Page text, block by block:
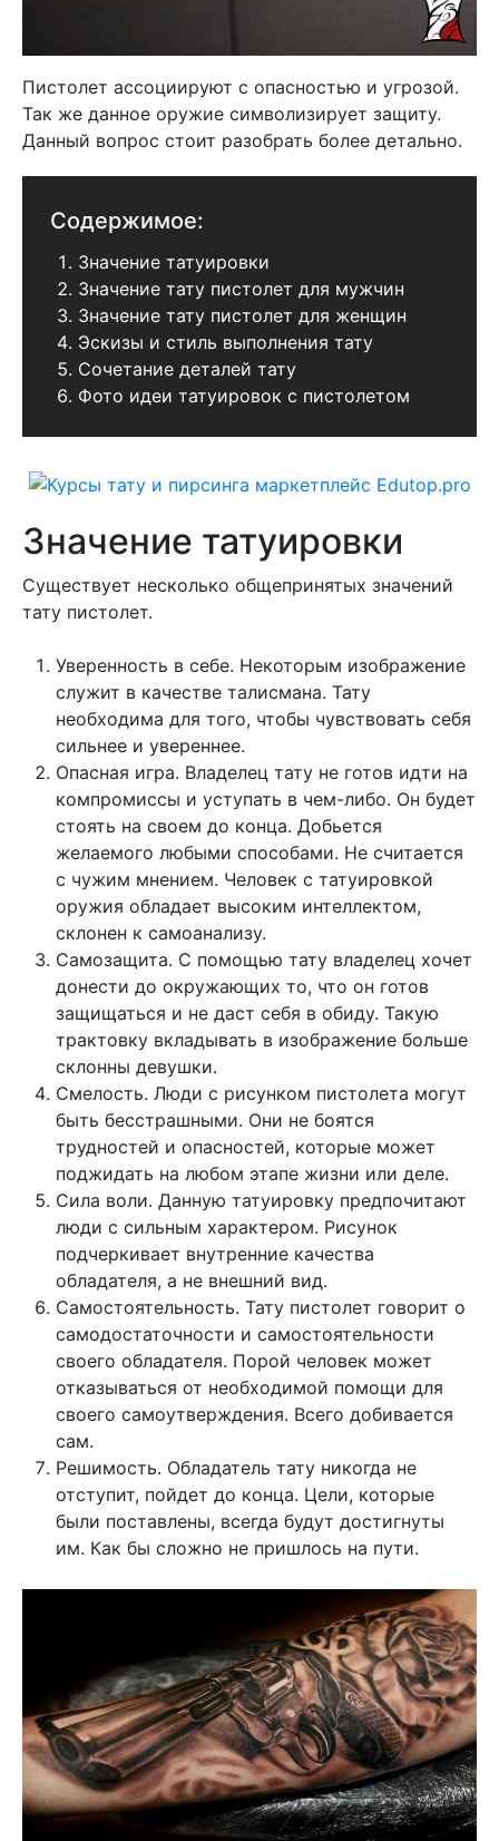
Пистолет ассоциируют с опасностью и угрозой.
Так же данное оружие символизирует защиту.
Данный вопрос стоит разобрать более детально.
Содержимое:
Значение татуировки
Значение тату пистолет для мужчин
Значение тату пистолет для женщин
Эскизы и стиль выполнения тату
Сочетание деталей тату
Фото идеи татуировок с пистолетом
Значение татуировки
Существует несколько общепринятых значений
тату пистолет.
Уверенность в себе. Некоторым изображение
служит в качестве талисмана. Тату
необходима для того, чтобы чувствовать себя
сильнее и увереннее.
Опасная игра. Владелец тату не готов идти на
компромиссы и уступать в чем-либо. Он будет
стоять на своем до конца. Добьется
желаемого любыми способами. Не считается
с чужим мнением. Человек с татуировкой
оружия обладает высоким интеллектом,
склонен к самоанализу.
Самозащита. С помощью тату владелец хочет
донести до окружающих то, что он готов
защищаться и не даст себя в обиду. Такую
трактовку вкладывать в изображение больше
склонны девушки.
Смелость. Люди с рисунком пистолета могут
быть бесстрашными. Они не боятся
трудностей и опасностей, которые может
поджидать на любом этапе жизни или деле.
Сила воли. Данную татуировку предпочитают
люди с сильным характером. Рисунок
подчеркивает внутренние качества
обладателя, а не внешний вид.
Самостоятельность. Тату пистолет говорит о
самодостаточности и самостоятельности
своего обладателя. Порой человек может
отказываться от необходимой помощи для
своего самоутверждения. Всего добивается
сам.
Решимость. Обладатель тату никогда не
отступит, пойдет до конца. Цели, которые
были поставлены, всегда будут достигнуты
им. Как бы сложно не пришлось на пути.